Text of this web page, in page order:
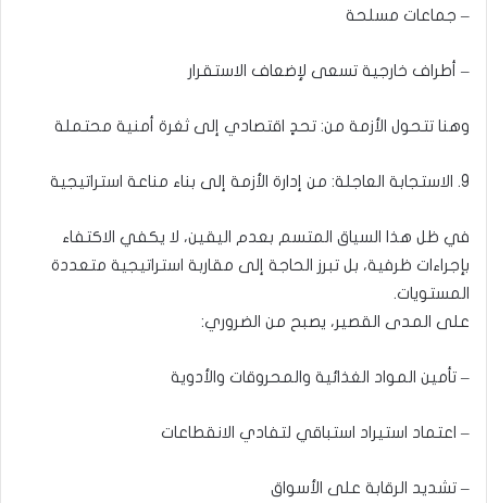
– جماعات مسلحة
– أطراف خارجية تسعى لإضعاف الاستقرار
وهنا تتحول الأزمة من: تحدٍ اقتصادي إلى ثغرة أمنية محتملة
9. الاستجابة العاجلة: من إدارة الأزمة إلى بناء مناعة استراتيجية
في ظل هذا السياق المتسم بعدم اليقين، لا يكفي الاكتفاء
بإجراءات ظرفية، بل تبرز الحاجة إلى مقاربة استراتيجية متعددة
المستويات.
على المدى القصير، يصبح من الضروري:
– تأمين المواد الغذائية والمحروقات والأدوية
– اعتماد استيراد استباقي لتفادي الانقطاعات
– تشديد الرقابة على الأسواق